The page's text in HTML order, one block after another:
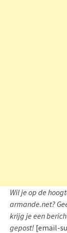
Wil je op de
armande.net?
krijg je een
gepost! [email-